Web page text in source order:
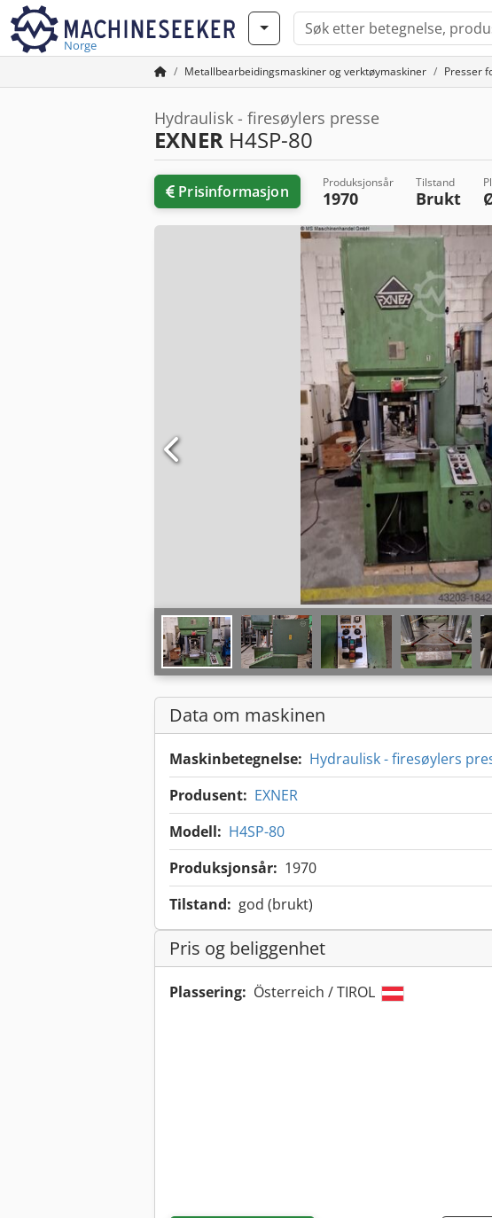
Norge
Metallbearbeidingsmaskiner og verktøymaskiner Presser
Hydraulisk - firesøylers presse
EXNER H4SP-80
Prisinformasjon Produksjonsår
1970
Tilstand
Brukt
Data om maskinen
Maskinbetegnelse: Hydraulisk - firesøylers
Produsent: EXNER
Modell: H4SP-80
Produksjonsår: 1970
Tilstand: god (brukt)
Pris og beliggenhet
Plassering: Österreich / TIROL